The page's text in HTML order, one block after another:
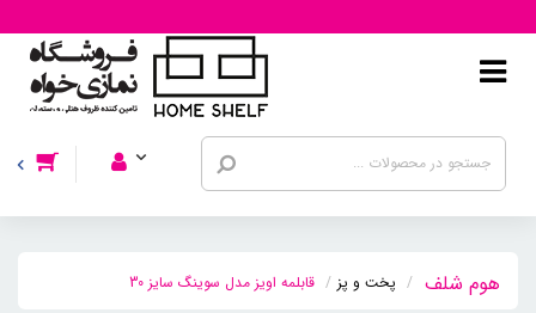
پخت و پز قابلمه اویز مدل سوینگ سایز 30